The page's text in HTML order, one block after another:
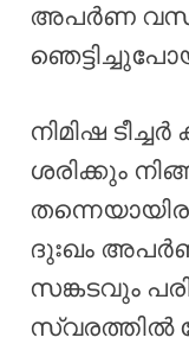
അപർണ
നിമിഷ
ശരിക്കും
ദുഃഖം
സങ്കടവും
സ്വരത്തിൽ